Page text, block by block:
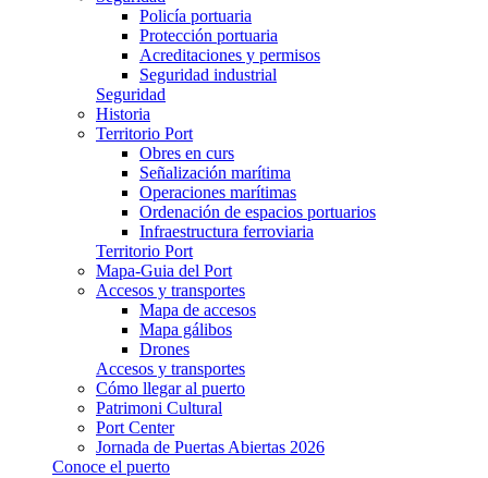
Policía portuaria
Protección portuaria
Acreditaciones y permisos
Seguridad industrial
Seguridad
Historia
Territorio Port
Obres en curs
Señalización marítima
Operaciones marítimas
Ordenación de espacios portuarios
Infraestructura ferroviaria
Territorio Port
Mapa-Guia del Port
Accesos y transportes
Mapa de accesos
Mapa gálibos
Drones
Accesos y transportes
Cómo llegar al puerto
Patrimoni Cultural
Port Center
Jornada de Puertas Abiertas 2026
Conoce el puerto